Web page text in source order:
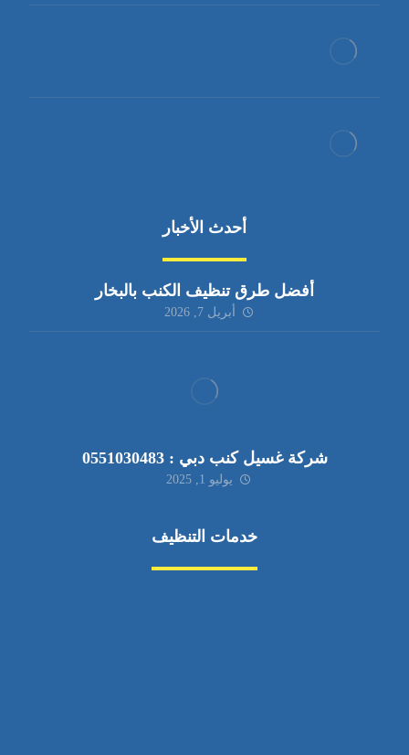
أحدث الأخبار
أفضل طرق تنظيف الكنب بالبخار
أبريل 7, 2026
شركة غسيل كنب دبي : 0551030483
يوليو 1, 2025
خدمات التنظيف